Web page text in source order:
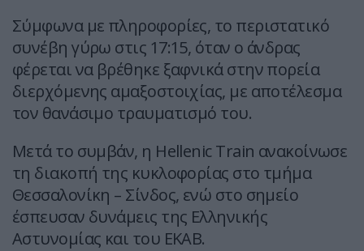
Σύμφωνα με πληροφορίες, το περιστατικό
συνέβη γύρω στις 17:15, όταν ο άνδρας
φέρεται να βρέθηκε ξαφνικά στην πορεία
διερχόμενης αμαξοστοιχίας, με αποτέλεσμα
τον θανάσιμο τραυματισμό του.
Μετά το συμβάν, η Hellenic Train ανακοίνωσε
τη διακοπή της κυκλοφορίας στο τμήμα
Θεσσαλονίκη – Σίνδος, ενώ στο σημείο
έσπευσαν δυνάμεις της Ελληνικής
Αστυνομίας και του ΕΚΑΒ.